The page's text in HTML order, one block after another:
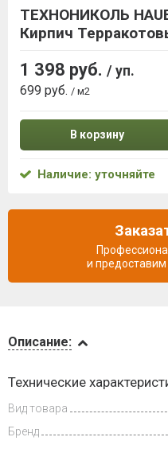
Доставка
и оплата
Описание:
Технические
Вид товара
Бренд
ТЕХНОНИКОЛЬ
Кирпич
1 398 руб. / уп.
699 руб. / м2
В корзину
Наличие: уточняйте
и